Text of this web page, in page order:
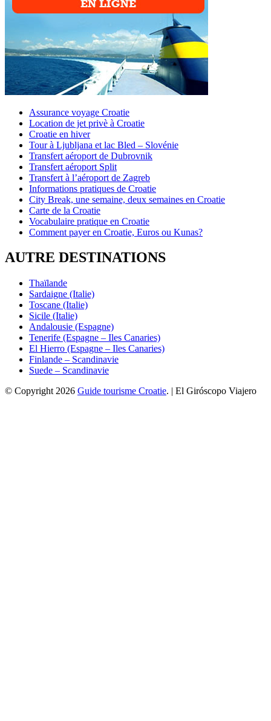
Assurance voyage Croatie
Location de jet privè à Croatie
Croatie en hiver
Tour à Ljubljana et lac Bled – Slovénie
Transfert aéroport de Dubrovnik
Transfert aéroport Split
Transfert à l’aéroport de Zagreb
Informations pratiques de Croatie
City Break, une semaine, deux semaines en Croatie
Carte de la Croatie
Vocabulaire pratique en Croatie
Comment payer en Croatie, Euros ou Kunas?
AUTRE DESTINATIONS
Thaïlande
Sardaigne (Italie)
Toscane (Italie)
Sicile (Italie)
Andalousie (Espagne)
Tenerife (Espagne – Iles Canaries)
El Hierro (Espagne – Iles Canaries)
Finlande – Scandinavie
Suede – Scandinavie
© Copyright 2026 Guide tourisme Croatie. | El Giróscopo Viajero